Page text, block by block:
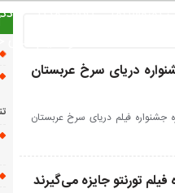
دانلود فیلم
دریای سرخ عربستان
فیلم دریای سرخ عربستان
فیلم تورنتو جایزه می‌گیرند